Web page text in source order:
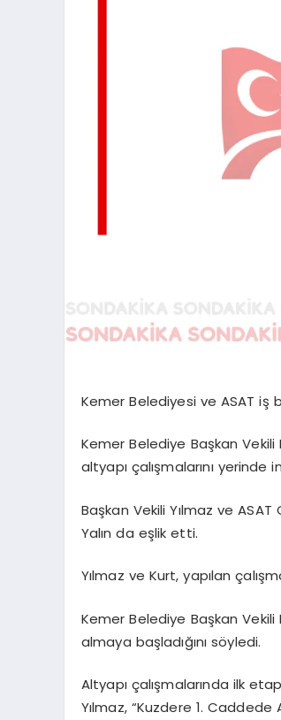
Kemer Belediyesi ve ASAT iş
Kemer Belediye Başkan Vekili
altyapı çalışmalarını yerinde
Başkan Vekili Yılmaz ve
Yalın da eşlik etti.
Yılmaz ve Kurt, yapılan
Kemer Belediye Başkan
almaya başladığını söyledi.
Altyapı çalışmalarında ilk
Yılmaz, “Kuzdere 1. Caddede